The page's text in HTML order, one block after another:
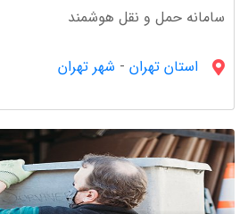
غذا و
57 استارتاپ
سامانه حمل و نقل هوشمند
استان تهران - شهر تهران